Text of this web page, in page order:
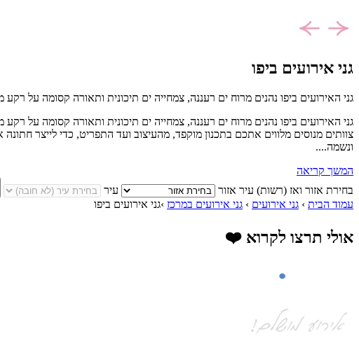
גני אירועים ביפו
גני האירועים ביפו נהנים מרוח ים רעננה, צמחייה ים תיכונית ותאורה קסומה על רקע
גני האירועים ביפו נהנים מרוח ים רעננה, צמחייה ים תיכונית ותאורה קסומה על
צוותים מנוסים מלווים אתכם בתכנון מוקפד, מהעיצוב ועד התפריט, כדי לייצר
ונשמה....
המשך קריאה
בחירת אזור ואז (רשות) עיר אזור עיר
עמוד הבית › גני אירועים › גני אירועים במרכז ›גני אירועים ביפו
אולי תרצו לקרוא ❤️